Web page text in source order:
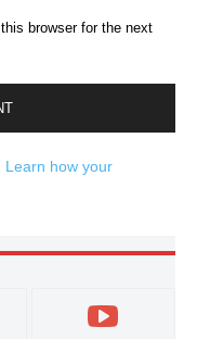
browser for the next
Learn how your